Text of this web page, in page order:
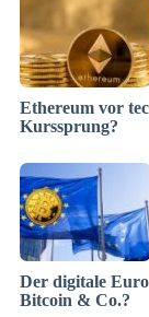
Ethereum vor
Kurssprung?
Der digitale
Bitcoin & Co.?